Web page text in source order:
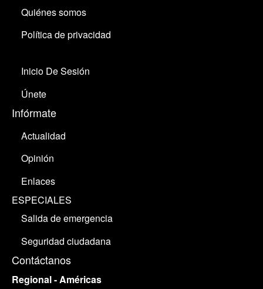
Quiénes somos
Política de privacidad
Inicio De Sesión
Únete
Infórmate
Actualidad
Opinión
Enlaces
ESPECIALES
Salida de emergencia
Seguridad ciudadana
Contáctanos
Regional - Américas